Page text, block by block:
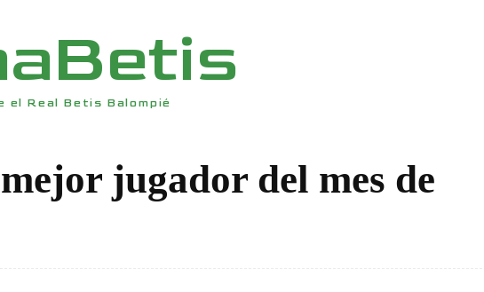
el Real Betis Balompié
jugador del mes de